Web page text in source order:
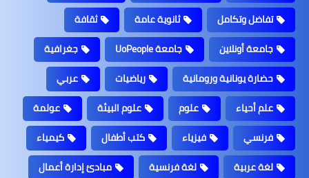
تفاضل وتكامل
ثانوية عامة
ثقافة
جامعة أونلاين
جامعة UoPeople
جغرافية
حضارة يونانية ورومانية
رياضيات
عربي
علم أحياء
علوم علوم البيئة
عولمة
فرنسي
فيزياء كتب أطفال
كيمياء
لغة عربية
لغة فرنسية
مبادئ إدارة أعمال